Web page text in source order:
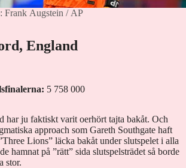
Frank Augstein / AP
England
5 758 000
har ju faktiskt varit oerhört tajta bakåt. Och
approach som Gareth Southgate haft
Lions” läcka bakåt under slutspelet i alla
hamnat på ”rätt” sida slutspelsträdet så borde
stor.